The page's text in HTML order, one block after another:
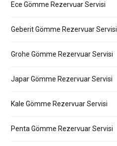
Ece Gömme Rezervuar Servisi
Geberit Gömme Rezervuar Servisi
Grohe Gömme Rezervuar Servisi
Japar Gömme Rezervuar Servisi
Kale Gömme Rezervuar Servisi
Penta Gömme Rezervuar Servisi